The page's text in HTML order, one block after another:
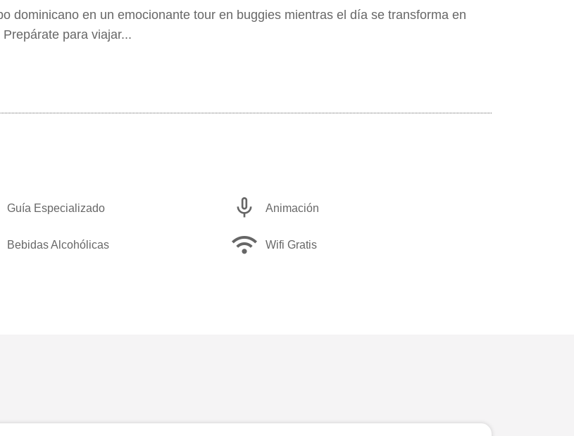
dominicano en un emocionante tour en buggies mientras el día se transforma en
para viajar...
Guía Especializado mic Animación
Bebidas Alcohólicas wifi Wifi Gratis